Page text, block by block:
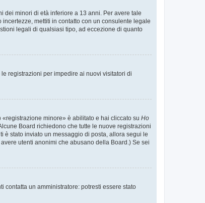
dei minori di età inferiore a 13 anni. Per avere tale
mettiti in contatto con un consulente legale
legali di qualsiasi tipo, ad eccezione di quanto
registrazioni per impedire ai nuovi visitatori di
minore» è abilitato e hai cliccato su Ho
Board richiedono che tutte le nuove registrazioni
è stato inviato un messaggio di posta, allora segui le
utenti anonimi che abusano della Board.) Se sei
contatta un amministratore: potresti essere stato